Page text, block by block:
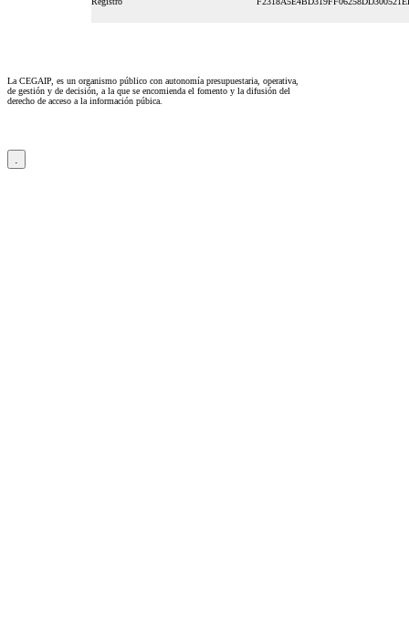
La CEGAIP, es un organismo público con autonomía presupuestaria, operativa,
de gestión y de decisión, a la que se encomienda el fomento y la difusión del
derecho de acceso a la información púbica.